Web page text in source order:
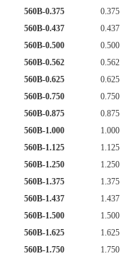
560B-0.375
0.375
560B-0.437
0.437
560B-0.500
0.500
560B-0.562
0.562
560B-0.625
0.625
560B-0.750
0.750
560B-0.875
0.875
560B-1.000
1.000
560B-1.125
1.125
560B-1.250
1.250
560B-1.375
1.375
560B-1.437
1.437
560B-1.500
1.500
560B-1.625
1.625
560B-1.750
1.750